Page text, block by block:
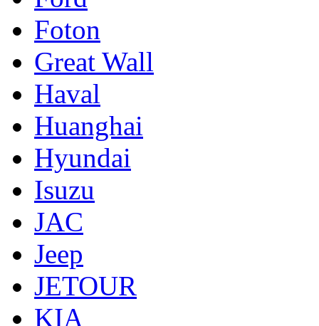
Foton
Great Wall
Haval
Huanghai
Hyundai
Isuzu
JAC
Jeep
JETOUR
KIA